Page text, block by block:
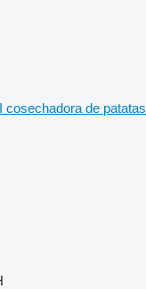
cosechadora de patatas